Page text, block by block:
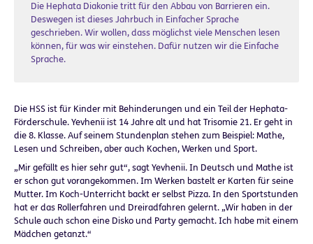
Die Hephata Diakonie tritt für den Abbau von Barrieren ein.
Deswegen ist dieses Jahrbuch in Einfacher Sprache
geschrieben. Wir wollen, dass möglichst viele Menschen lesen
können, für was wir einstehen. Dafür nutzen wir die Einfache
Sprache.
Die HSS ist für Kinder mit Behinderungen und ein Teil der Hephata-
Förderschule. Yevhenii ist 14 Jahre alt und hat Trisomie 21. Er geht in
die 8. Klasse. Auf seinem Stundenplan stehen zum Beispiel: Mathe,
Lesen und Schreiben, aber auch Kochen, Werken und Sport.
„Mir gefällt es hier sehr gut“, sagt Yevhenii. In Deutsch und Mathe ist
er schon gut vorangekommen. Im Werken bastelt er Karten für seine
Mutter. Im Koch-Unterricht backt er selbst Pizza. In den Sportstunden
hat er das Rollerfahren und Dreiradfahren gelernt. „Wir haben in der
Schule auch schon eine Disko und Party gemacht. Ich habe mit einem
Mädchen getanzt.“